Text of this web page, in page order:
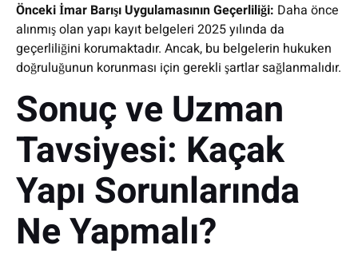
Önceki İmar Barışı Uygulamasının Geçerliliği: Daha önce
alınmış olan yapı kayıt belgeleri 2025 yılında da
geçerliliğini korumaktadır. Ancak, bu belgelerin hukuken
doğruluğunun korunması için gerekli şartlar sağlanmalıdır.
Sonuç ve Uzman
Tavsiyesi: Kaçak
Yapı Sorunlarında
Ne Yapmalı?